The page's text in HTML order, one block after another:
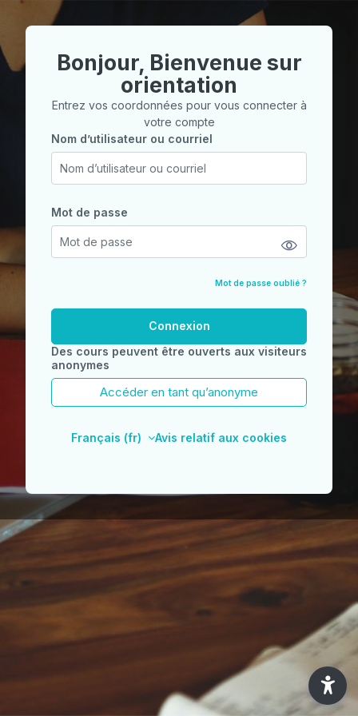
Passer au contenu principal
Bonjour, Bienvenue sur
orientation
Entrez vos coordonnées pour vous connecter à
votre compte
Nom d’utilisateur ou courriel
Nom d’utilisateur ou courriel
Mot de passe
Mot de passe
Mot de passe oublié ?
Connexion
Des cours peuvent être ouverts aux visiteurs
anonymes
Accéder en tant qu’anonyme
Français ‎(fr)‎ Avis relatif aux cookies